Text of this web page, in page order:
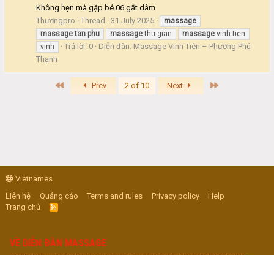
Không hẹn mà gặp bé 06 gất dâm
Thươngpro
Thread 31 July 2025
massage
massage tan phu massagethu gian massage vinh tien
vinh
Trả lời: 0 Diễn đàn: Massage Vinh Tiên – Phường Phú
Thạnh
Prev 2 of 10 Next
Vietnames
Liên hệ
Quảng cáo Terms and rules Privacy policy
Help
Trang chủ
R
S
VỀ DIỄN ĐÀN MASSAGE